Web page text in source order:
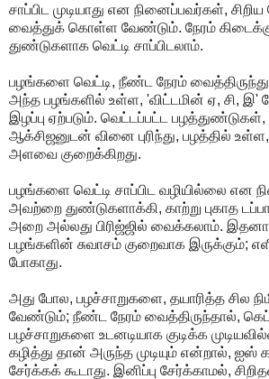
சாப்பிட முடியாது என நினைப்பவர்கள்,
வைத்துக் கொள்ள வேண்டும். நேரம்
துண்டுகளாக வெட்டி சாப்பிடலாம்.
பழங்களை வெட்டி, நீண்ட நேரம் வைத்திருந்து
அந்த பழங்களில் உள்ள, 'விட்டமின் ஏ, சி, இ'
இழப்பு ஏற்படும். வெட்டப்பட்ட பழத்துண்டுகள்,
ஆக்சிஜனுடன் வினை புரிந்து, பழத்தில்
அளவை குறைக்கிறது.
பழங்களை வெட்டி சாப்பிட வழியில்லை என
அவற்றை துண்டுகளாக்கி, காற்று புகாத
அறை அல்லது பிரிஜ்ஜில் வைக்கலாம்.
பழங்களின் சுவாசம் குறைவாக இருக்கும்;
போகாது.
அது போல, பழச்சாறுகளை, தயாரித்த சில
வேண்டும்; நீண்ட நேரம் வைத்திருந்தால்,
பழச்சாறுகளை உடனடியாக குடிக்க
கழித்து தான் அருந்த முடியும் என்றால், ஐஸ்
சேர்க்கக் கூடாது. இனிப்பு சேர்க்காமல்,